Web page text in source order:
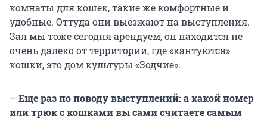
комнаты для кошек, такие же комфортные и
удобные. Оттуда они выезжают на выступления.
Зал мы тоже сегодня арендуем, он находится не
очень далеко от территории, где «кантуются»
кошки, это дом культуры «Зодчие».
– Еще раз по поводу выступлений: а какой номер
или трюк с кошками вы сами считаете самым